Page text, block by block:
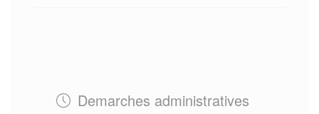
Demarches administratives